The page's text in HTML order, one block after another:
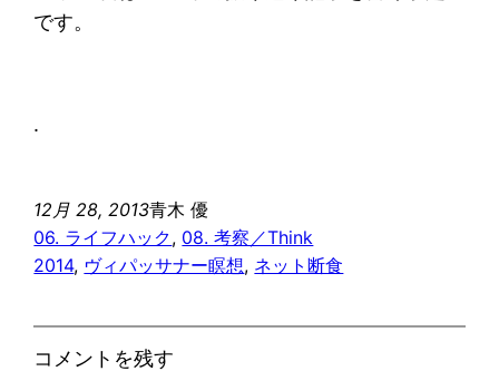
です。
.
12月 28, 2013青木 優
06. ライフハック, 08. 考察／Think
2014, ヴィパッサナー瞑想, ネット断食
コメントを残す